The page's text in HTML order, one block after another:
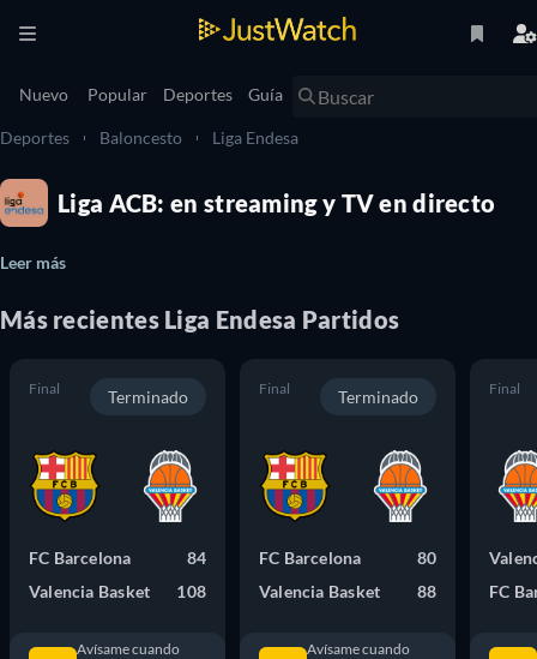
Nuevo Popular Deportes Guía
Deportes Baloncesto Liga Endesa
Liga ACB: en streaming y TV en directo
Leer más
Más recientes Liga Endesa Partidos
Final Terminado
FC Barcelona
84
Valencia Basket
108
Avísame cuando
Final Terminado
FC Barcelona
80
Valencia Basket
88
Avísame cuando
Final
FC